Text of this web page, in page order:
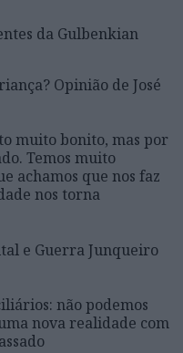
da Gulbenkian
Opinião de José
muito bonito, mas por
Temos muito
achamos que nos faz
nos torna
e Guerra Junqueiro
não podemos
nova realidade com